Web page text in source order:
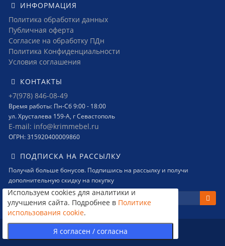
Используем cookies для аналитики и
улучшения сайта. Подробнее в Политике
использования cookie.
ИНФОРМАЦИЯ
Политика обработки данных
Публичная оферта
Согласие на обработку ПДн
Политика Конфиденциальности
Условия соглашения
КОНТАКТЫ
+7(978) 846-08-49
Время работы: Пн-Сб 9:00 - 18:00
ул. Хрусталева 159-А, г Севастополь
E-mail: info@krimmebel.ru
ОГРН: 315920400009860
ПОДПИСКА НА РАССЫЛКУ
Получай больше бонусов. Подпишись на рассылку и получи
дополнительную скидку на покупку